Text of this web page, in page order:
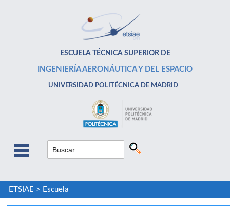
ESCUELA TÉCNICA SUPERIOR DE
INGENIERÍA AERONÁUTICA Y DEL ESPACIO
UNIVERSIDAD POLITÉCNICA DE MADRID
ETSIAE > Escuela